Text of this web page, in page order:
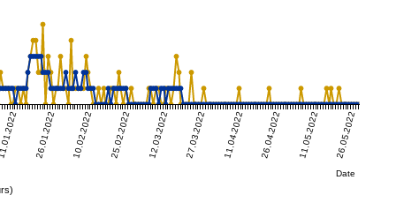
Date
26.01.2022 10.02.2022 25.02.2022 12.03.2022 27.03.2022 11.04.2022 26.04.2022 11.05.2022 26.05.2022